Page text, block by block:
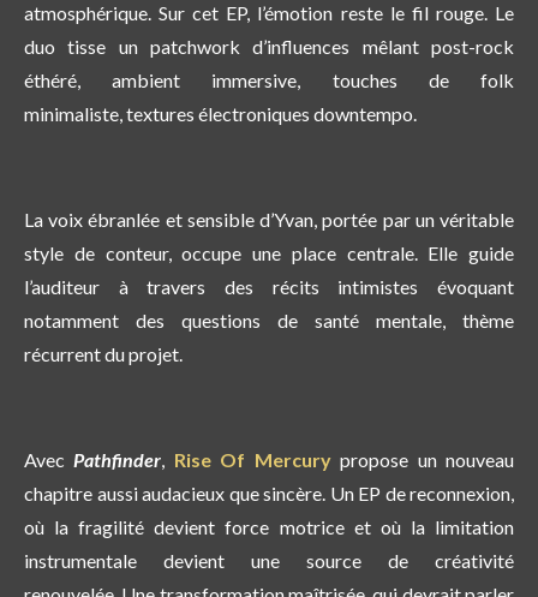
atmosphérique. Sur cet EP, l’émotion reste le fil rouge. Le
duo tisse un patchwork d’influences mêlant post-rock
éthéré,ambient immersive, touches defolk
minimaliste,textures électroniques downtempo.
La voix ébranlée et sensible d’Yvan, portée par un véritable
style de conteur, occupe une place centrale. Elle guide
l’auditeur à travers des récits intimistes évoquant
notamment des questions de santé mentale, thème
récurrent du projet.
AvecPathfinder, Rise Of Mercurypropose un nouveau
chapitre aussi audacieux que sincère. Un EP de reconnexion,
où la fragilité devient force motrice et où la limitation
instrumentale devient une source de créativité